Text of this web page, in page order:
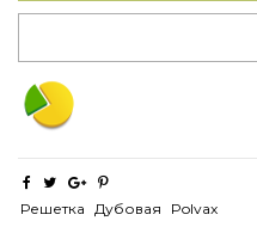
Решетка Дубовая Polvax